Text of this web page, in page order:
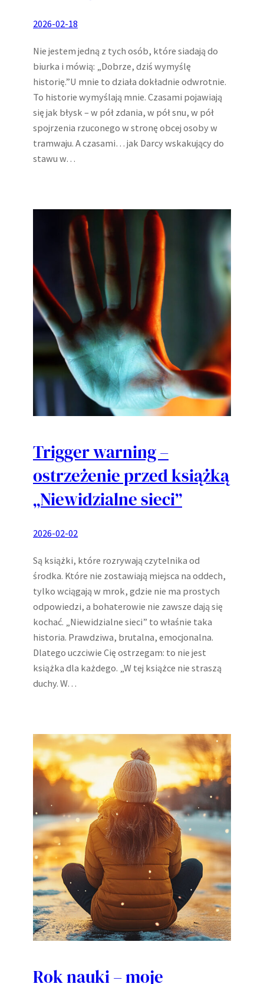
2026-02-18
Nie jestem jedną z tych osób, które siadają do
biurka i mówią: „Dobrze, dziś wymyślę
historię.”U mnie to działa dokładnie odwrotnie.
To historie wymyślają mnie. Czasami pojawiają
się jak błysk – w pół zdania, w pół snu, w pół
spojrzenia rzuconego w stronę obcej osoby w
tramwaju. A czasami… jak Darcy wskakujący do
stawu w…
Trigger warning –
ostrzeżenie przed książką
„Niewidzialne sieci”
2026-02-02
Są książki, które rozrywają czytelnika od
środka. Które nie zostawiają miejsca na oddech,
tylko wciągają w mrok, gdzie nie ma prostych
odpowiedzi, a bohaterowie nie zawsze dają się
kochać. „Niewidzialne sieci” to właśnie taka
historia. Prawdziwa, brutalna, emocjonalna.
Dlatego uczciwie Cię ostrzegam: to nie jest
książka dla każdego. „W tej książce nie straszą
duchy. W…
Rok nauki – moje